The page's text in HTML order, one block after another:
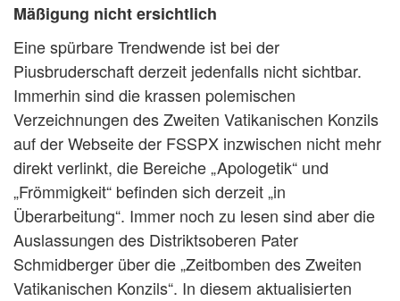
Mäßigung nicht ersichtlich
Eine spürbare Trendwende ist bei der
Piusbruderschaft derzeit jedenfalls nicht sichtbar.
Immerhin sind die krassen polemischen
Verzeichnungen des Zweiten Vatikanischen Konzils
auf der Webseite der FSSPX inzwischen nicht mehr
direkt verlinkt, die Bereiche „Apologetik“ und
„Frömmigkeit“ befinden sich derzeit „in
Überarbeitung“. Immer noch zu lesen sind aber die
Auslassungen des Distriktsoberen Pater
Schmidberger über die „Zeitbomben des Zweiten
Vatikanischen Konzils“. In diesem aktualisierten